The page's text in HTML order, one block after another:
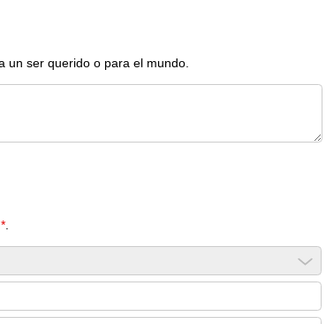
un ser querido o para el mundo.
*.